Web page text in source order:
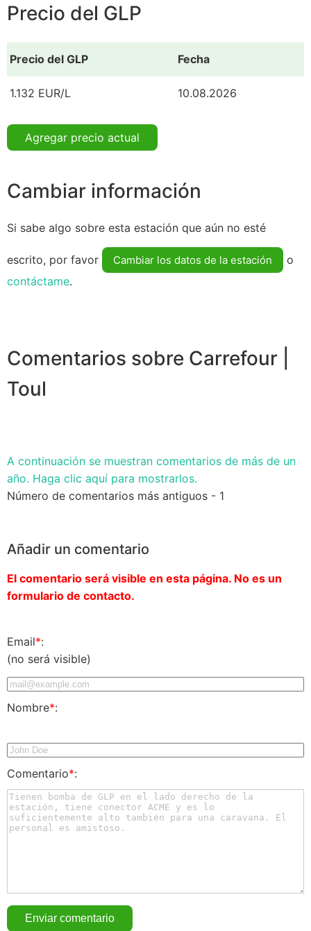
Precio del GLP
Precio del GLP Fecha
1.132 EUR/L 10.08.2026
Agregar precio actual
Cambiar información
Si sabe algo sobre esta estación que aún no esté
escrito, por favor Cambiar los datos de la estación
o
contáctame.
Comentarios sobre Carrefour |
Toul
A continuación se muestran comentarios de más de un
año. Haga clic aquí para mostrarlos.
Número de comentarios más antiguos - 1
Añadir un comentario
El comentario será visible en esta página. No es un
formulario de contacto.
Email*:
(no será visible)
Nombre*:
Comentario*: